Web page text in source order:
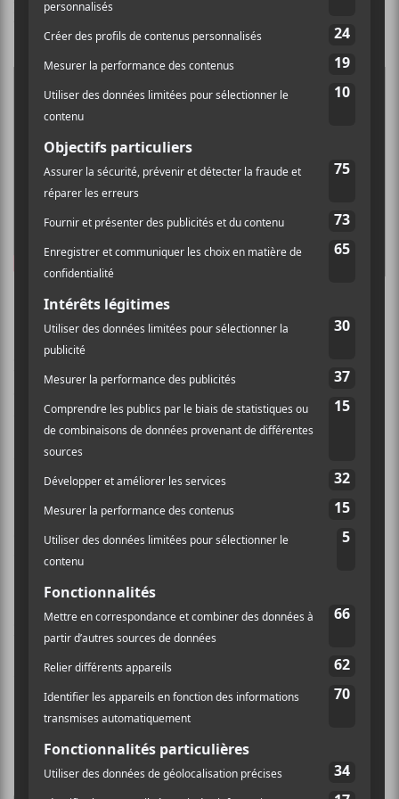
3 juillet Nantes, FR @ Le Ferrailleur ~
4 juillet Bordeaux, FR @ I-Boat ~
5 juillet Lyon, FR @ Sonic~
7 juillet Montreux, CH @ Montreux Jazz Festival~
12 juillet Paris, FRA @ Le Trabendo*~
17 septembre Toronto, ON @ Sneaky Dee’s +
6 octobre Lille, FR @ Aeronef +
7 octobre Colmar, FR @ Grillen +
16 octobre Marseille, FR @ TBD
2 novembre Paris, FR @ Petit Bain +
November 3 Manchester, UK @ Soup Kitchen +
* avec Chelsea Wolfe
+ avec Jaye Jayle
PARTAGER